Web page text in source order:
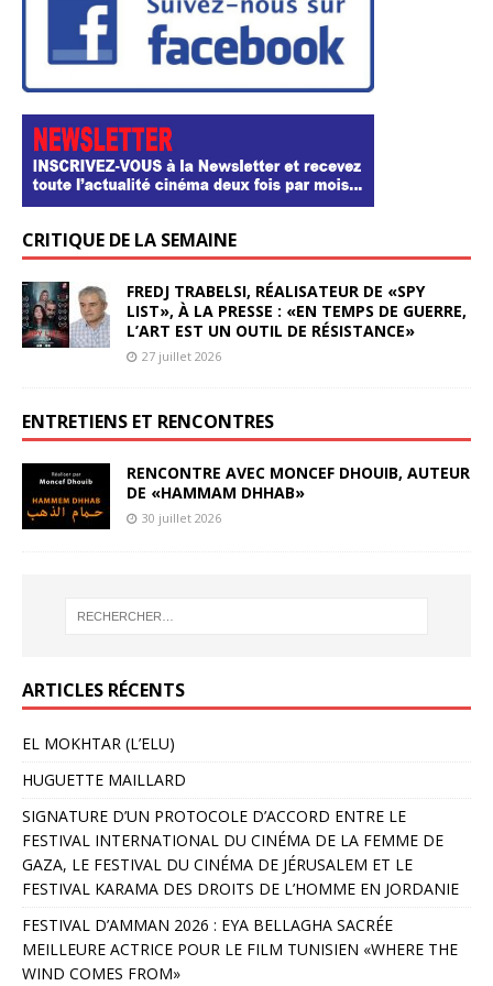
CRITIQUE DE LA SEMAINE
FREDJ TRABELSI, RÉALISATEUR DE «SPY
LIST», À LA PRESSE : «EN TEMPS DE GUERRE,
L’ART EST UN OUTIL DE RÉSISTANCE»
27 juillet 2026
ENTRETIENS ET RENCONTRES
RENCONTRE AVEC MONCEF DHOUIB, AUTEUR
DE «HAMMAM DHHAB»
30 juillet 2026
ARTICLES RÉCENTS
EL MOKHTAR (L’ELU)
HUGUETTE MAILLARD
SIGNATURE D’UN PROTOCOLE D’ACCORD ENTRE LE
FESTIVAL INTERNATIONAL DU CINÉMA DE LA FEMME DE
GAZA, LE FESTIVAL DU CINÉMA DE JÉRUSALEM ET LE
FESTIVAL KARAMA DES DROITS DE L’HOMME EN JORDANIE
FESTIVAL D’AMMAN 2026 : EYA BELLAGHA SACRÉE
MEILLEURE ACTRICE POUR LE FILM TUNISIEN «WHERE THE
WIND COMES FROM»